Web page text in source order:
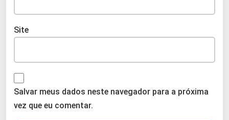
Site
Salvar meus dados neste navegador para a próxima
vez que eu comentar.